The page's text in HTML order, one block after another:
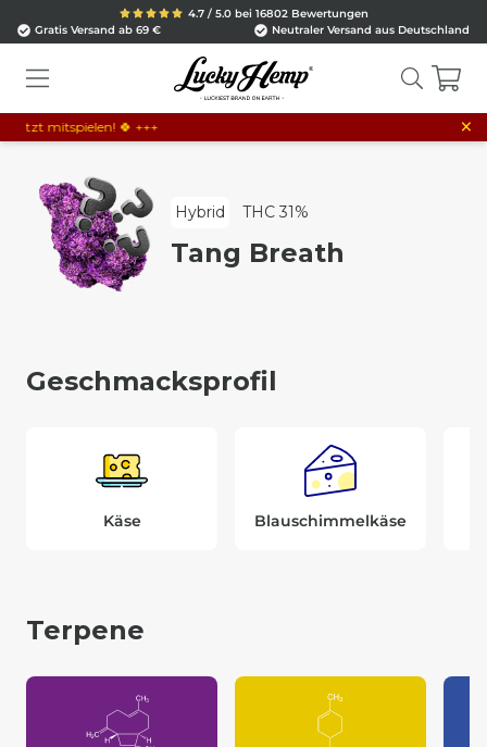
4.7 / 5.0 bei 16802 Bewertungen
Gratis Versand ab 69 €
Neutraler Versand aus Deutschland
mitspielen! 🍀 +++ ×
Hybrid THC 31%
Tang Breath
Geschmacksprofil
Käse Blauschimmelkäse
Terpene